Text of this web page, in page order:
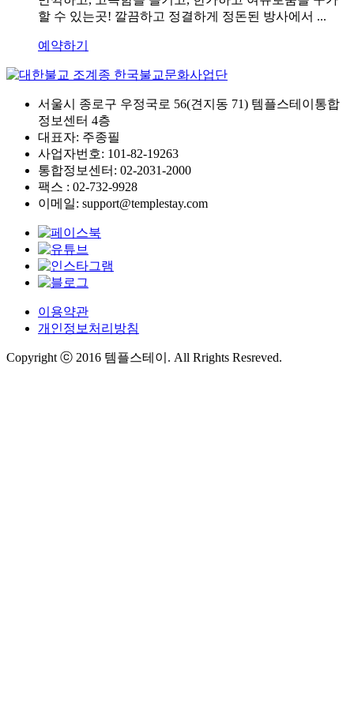
할 수 있는곳! 깔끔하고 정결하게 정돈된 방사에서 ...
예약하기
서울시 종로구 우정국로 56(견지동 71) 템플스테이통합
정보센터 4층
대표자: 주종필
사업자번호: 101-82-19263
통합정보센터: 02-2031-2000
팩스 : 02-732-9928
이메일: support@templestay.com
이용약관
개인정보처리방침
Copyright ⓒ 2016 템플스테이. All Rrights Resreved.